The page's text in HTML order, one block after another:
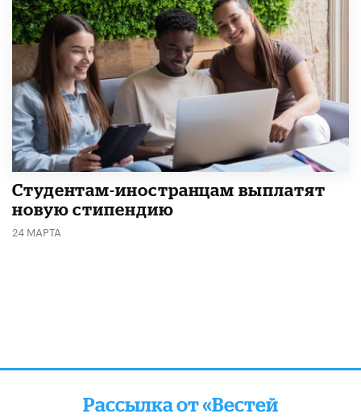
Студентам-иностранцам выплатят
новую стипендию
24 МАРТА
Рассылка от «Вестей